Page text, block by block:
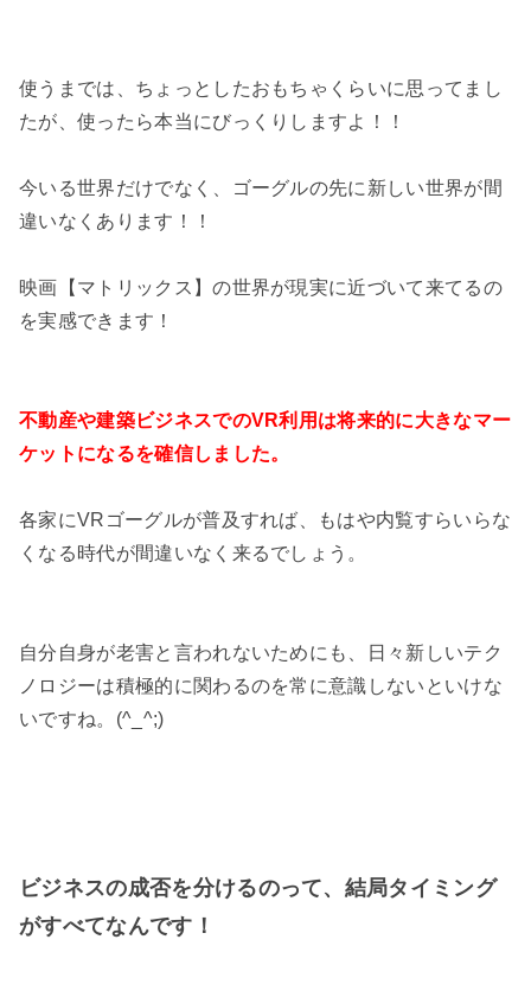
使うまでは、ちょっとしたおもちゃくらいに思ってまし
たが、使ったら本当にびっくりしますよ！！
今いる世界だけでなく、ゴーグルの先に新しい世界が間
違いなくあります！！
映画【マトリックス】の世界が現実に近づいて来てるの
を実感できます！
不動産や建築ビジネスでのVR利用は将来的に大きなマー
ケットになるを確信しました。
各家にVRゴーグルが普及すれば、もはや内覧すらいらな
くなる時代が間違いなく来るでしょう。
自分自身が老害と言われないためにも、日々新しいテク
ノロジーは積極的に関わるのを常に意識しないといけな
いですね。(^_^;)
ビジネスの成否を分けるのって、結局タイミング
がすべてなんです！